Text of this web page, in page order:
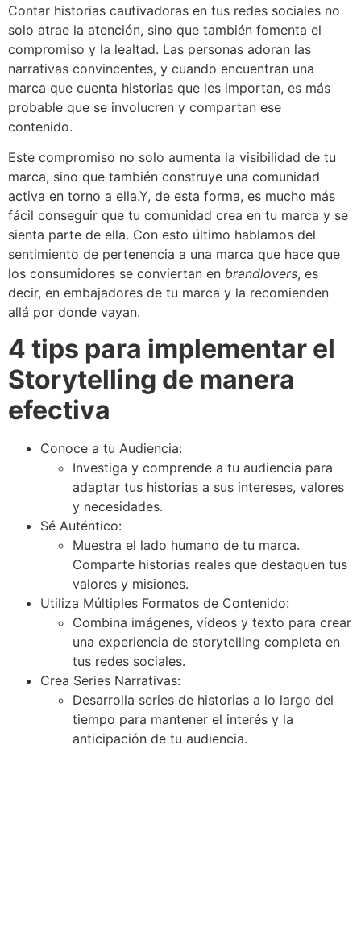
Contar historias cautivadoras en tus redes sociales no
solo atrae la atención, sino que también fomenta el
compromiso y la lealtad. Las personas adoran las
narrativas convincentes, y cuando encuentran una
marca que cuenta historias que les importan, es más
probable que se involucren y compartan ese
contenido.
Este compromiso no solo aumenta la visibilidad de tu
marca, sino que también construye una comunidad
activa en torno a ella.Y, de esta forma, es mucho más
fácil conseguir que tu comunidad crea en tu marca y se
sienta parte de ella. Con esto último hablamos del
sentimiento de pertenencia a una marca que hace que
los consumidores se conviertan en brandlovers, es
decir, en embajadores de tu marca y la recomienden
allá por donde vayan.
4 tips para implementar el
Storytelling de manera
efectiva
Conoce a tu Audiencia:
Investiga y comprende a tu audiencia para
adaptar tus historias a sus intereses, valores
y necesidades.
Sé Auténtico:
Muestra el lado humano de tu marca.
Comparte historias reales que destaquen tus
valores y misiones.
Utiliza Múltiples Formatos de Contenido:
Combina imágenes, vídeos y texto para crear
una experiencia de storytelling completa en
tus redes sociales.
Crea Series Narrativas:
Desarrolla series de historias a lo largo del
tiempo para mantener el interés y la
anticipación de tu audiencia.